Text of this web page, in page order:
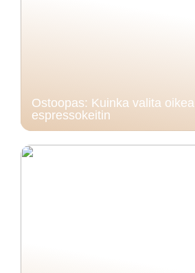
Ostoopas: Kuinka valita oikea
espressokeitin